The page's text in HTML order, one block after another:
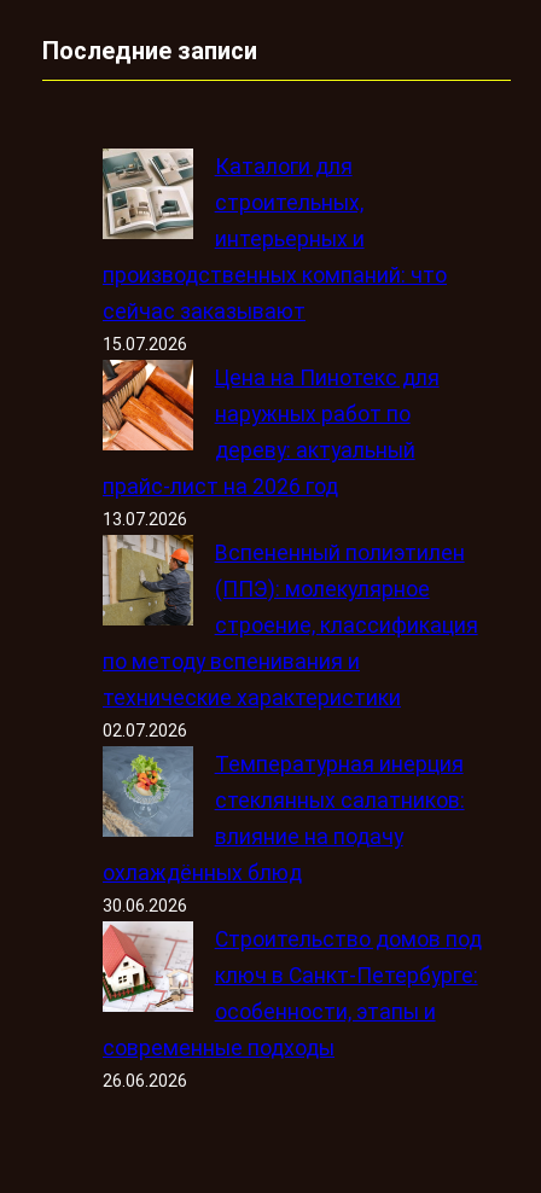
Последние записи
Каталоги для
строительных,
интерьерных и
производственных компаний: что
сейчас заказывают
15.07.2026
Цена на Пинотекс для
наружных работ по
дереву: актуальный
прайс-лист на 2026 год
13.07.2026
Вспененный полиэтилен
(ППЭ): молекулярное
строение, классификация
по методу вспенивания и
технические характеристики
02.07.2026
Температурная инерция
стеклянных салатников:
влияние на подачу
охлаждённых блюд
30.06.2026
Строительство домов под
ключ в Санкт-Петербурге:
особенности, этапы и
современные подходы
26.06.2026